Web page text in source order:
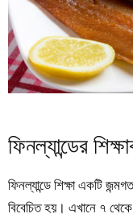
ফিনল্যান্ডের
ফিনল্যান্ডে শিক্ষা একটি
বিবেচিত হয়। এখানে ৭ থেকে